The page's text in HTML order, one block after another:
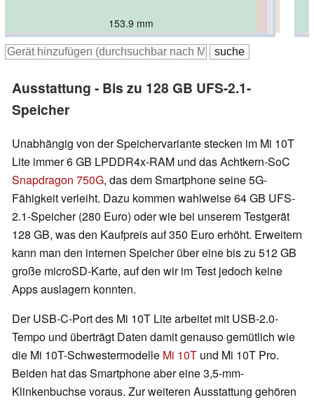
168 mm
167.08 mm
165.38 mm
163.7 mm
160.3 mm
158.3 mm
153.9 mm
Ausstattung - Bis zu 128 GB UFS-2.1-
Speicher
Unabhängig von der Speichervariante stecken im Mi 10T
Lite immer 6 GB LPDDR4x-RAM und das Achtkern-SoC
Snapdragon 750G, das dem Smartphone seine 5G-
Fähigkeit verleiht. Dazu kommen wahlweise 64 GB UFS-
2.1-Speicher (280 Euro) oder wie bei unserem Testgerät
128 GB, was den Kaufpreis auf 350 Euro erhöht. Erweitern
kann man den internen Speicher über eine bis zu 512 GB
große microSD-Karte, auf den wir im Test jedoch keine
Apps auslagern konnten.
Der USB-C-Port des Mi 10T Lite arbeitet mit USB-2.0-
Tempo und überträgt Daten damit genauso gemütlich wie
die Mi 10T-Schwestermodelle Mi 10T und Mi 10T Pro.
Beiden hat das Smartphone aber eine 3,5-mm-
Klinkenbuchse voraus. Zur weiteren Ausstattung gehören